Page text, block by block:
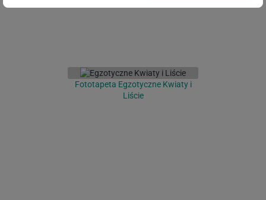
Fototapeta Egzotyczne Kwiaty i
Liście